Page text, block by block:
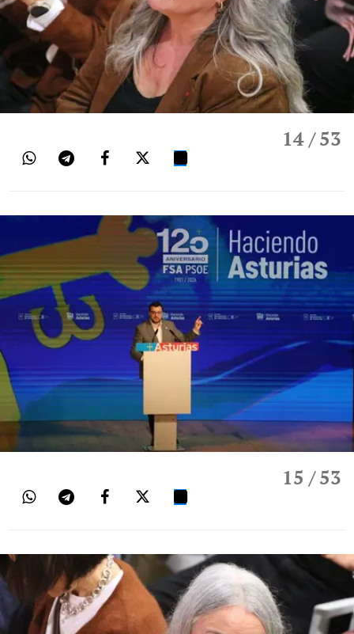
14/ 53
15 / 53